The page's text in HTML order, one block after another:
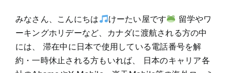
みなさん、こんにちは けーたい屋です
留学やワ
ーキングホリデーなど、カナダに渡航される方の中
には、 滞在中に日本で使用している電話番号を解
約・一時休止される方もいれば、 日本のキャリア各